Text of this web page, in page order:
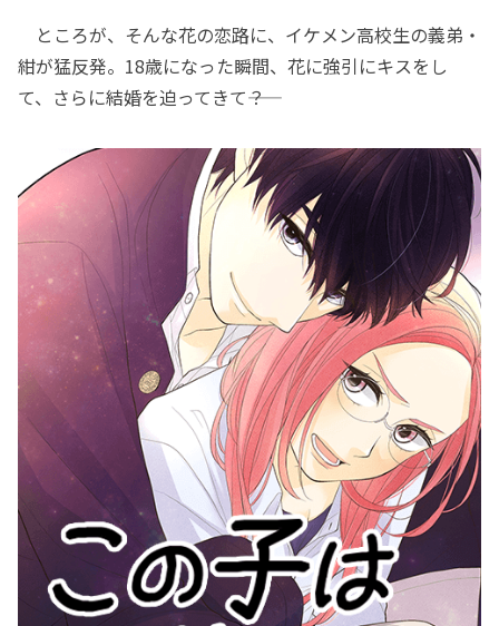
ところが、そんな花の恋路に、イケメン高校生の義弟・
紺が猛反発。18歳になった瞬間、花に強引にキスをし
て、さらに結婚を迫ってきて――？